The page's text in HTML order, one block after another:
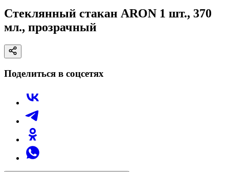
Стеклянный стакан ARON 1 шт., 370
мл., прозрачный
Поделиться в соцсетях